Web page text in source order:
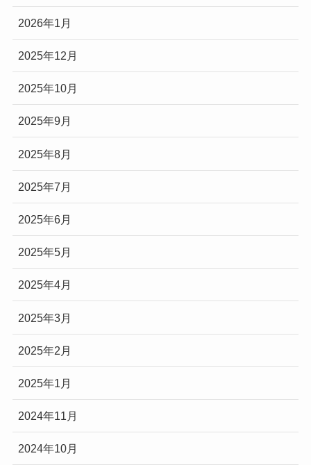
2026年1月
2025年12月
2025年10月
2025年9月
2025年8月
2025年7月
2025年6月
2025年5月
2025年4月
2025年3月
2025年2月
2025年1月
2024年11月
2024年10月